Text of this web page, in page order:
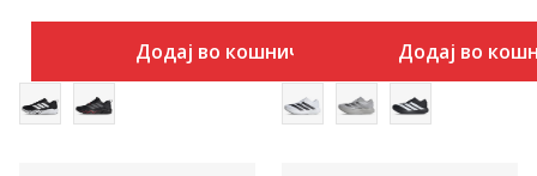
Додај во кошничка Додај во